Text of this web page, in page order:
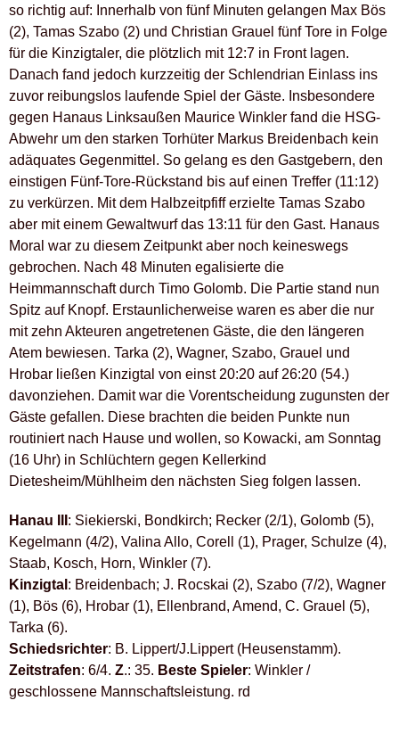
so richtig auf: Innerhalb von fünf Minuten gelangen Max Bös
(2), Tamas Szabo (2) und Christian Grauel fünf Tore in Folge
für die Kinzigtaler, die plötzlich mit 12:7 in Front lagen.
Danach fand jedoch kurzzeitig der Schlendrian Einlass ins
zuvor reibungslos laufende Spiel der Gäste. Insbesondere
gegen Hanaus Linksaußen Maurice Winkler fand die HSG-
Abwehr um den starken Torhüter Markus Breidenbach kein
adäquates Gegenmittel. So gelang es den Gastgebern, den
einstigen Fünf-Tore-Rückstand bis auf einen Treffer (11:12)
zu verkürzen. Mit dem Halbzeitpfiff erzielte Tamas Szabo
aber mit einem Gewaltwurf das 13:11 für den Gast. Hanaus
Moral war zu diesem Zeitpunkt aber noch keineswegs
gebrochen. Nach 48 Minuten egalisierte die
Heimmannschaft durch Timo Golomb. Die Partie stand nun
Spitz auf Knopf. Erstaunlicherweise waren es aber die nur
mit zehn Akteuren angetretenen Gäste, die den längeren
Atem bewiesen. Tarka (2), Wagner, Szabo, Grauel und
Hrobar ließen Kinzigtal von einst 20:20 auf 26:20 (54.)
davonziehen. Damit war die Vorentscheidung zugunsten der
Gäste gefallen. Diese brachten die beiden Punkte nun
routiniert nach Hause und wollen, so Kowacki, am Sonntag
(16 Uhr) in Schlüchtern gegen Kellerkind
Dietesheim/Mühlheim den nächsten Sieg folgen lassen.
Hanau III : Siekierski, Bondkirch; Recker (2/1), Golomb (5),
Kegelmann (4/2), Valina Allo, Corell (1), Prager, Schulze (4),
Staab, Kosch, Horn, Winkler (7).
Kinzigtal : Breidenbach; J. Rocskai (2), Szabo (7/2), Wagner
(1), Bös (6), Hrobar (1), Ellenbrand, Amend, C. Grauel (5),
Tarka (6).
Schiedsrichter: B. Lippert/J.Lippert (Heusenstamm).
Zeitstrafen: 6/4. Z.: 35. Beste Spieler: Winkler /
geschlossene Mannschaftsleistung. rd